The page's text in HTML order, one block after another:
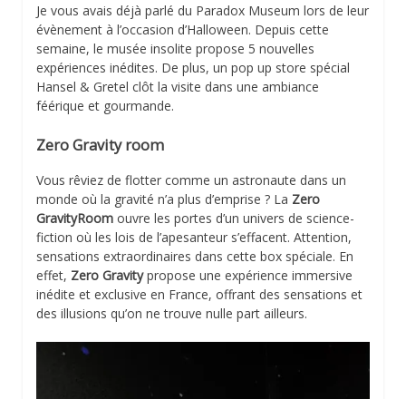
Je vous avais déjà parlé du Paradox Museum lors de leur
évènement à l’occasion d’Halloween. Depuis cette
semaine, le musée insolite propose 5 nouvelles
expériences inédites. De plus, un pop up store spécial
Hansel & Gretel clôt la visite dans une ambiance
féérique et gourmande.
Zero Gravity room
Vous rêviez de flotter comme un astronaute dans un
monde où la gravité n’a plus d’emprise ? La Zero
GravityRoom ouvre les portes d’un univers de science-
fiction où les lois de l’apesanteur s’effacent. Attention,
sensations extraordinaires dans cette box spéciale. En
effet, Zero Gravitypropose une expérience immersive
inédite et exclusive en France, offrant des sensations et
des illusions qu’on ne trouve nulle part ailleurs.